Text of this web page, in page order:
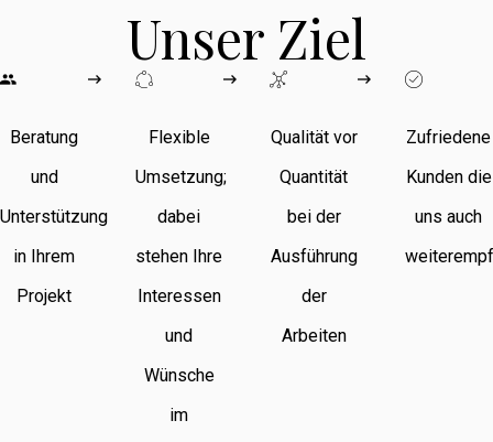
Unser Ziel
Beratung
und
Unterstützung
in Ihrem
Projekt
Flexible
Umsetzung;
dabei
stehen Ihre
Interessen
und
Wünsche
im
Qualität vor
Quantität
bei der
Ausführung
der
Arbeiten
Zufriedene
Kunden die
uns auch